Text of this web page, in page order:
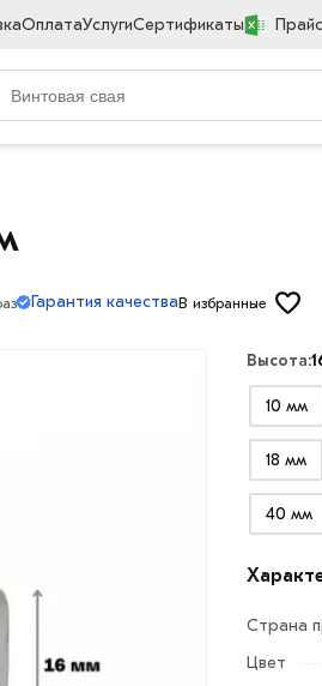
ОплатаУслугиСертификаты
Гарантия качестваВ избранные
Высота:
10 мм
18 мм
40 мм
Страна
Цвет